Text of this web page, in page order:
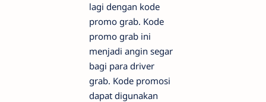
lagi dengan kode
promo grab. Kode
promo grab ini
menjadi angin segar
bagi para driver
grab. Kode promosi
dapat digunakan